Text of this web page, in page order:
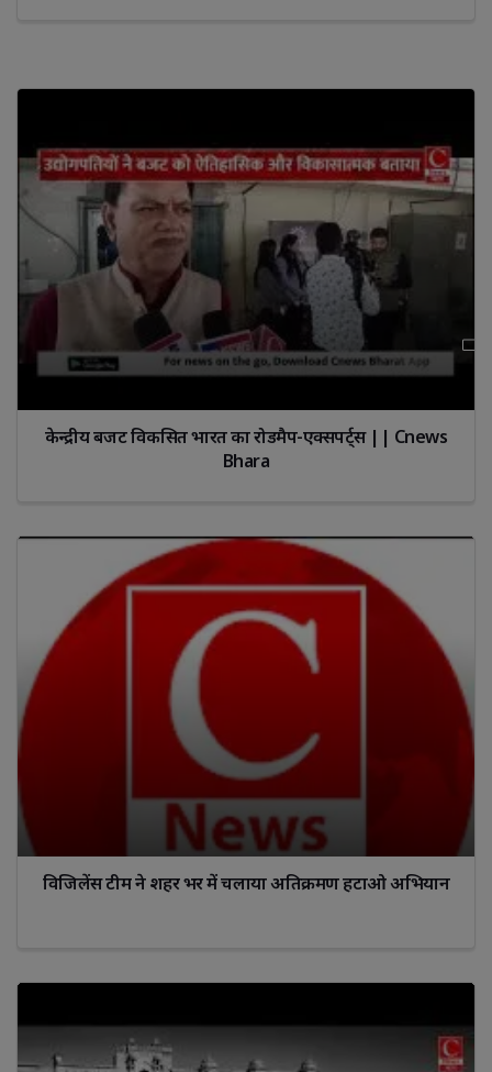
केन्द्रीय बजट विकसित भारत का रोडमैप-एक्सपर्ट्स || Cnews
Bhara
विजिलेंस टीम ने शहर भर में चलाया अतिक्रमण हटाओ अभियान